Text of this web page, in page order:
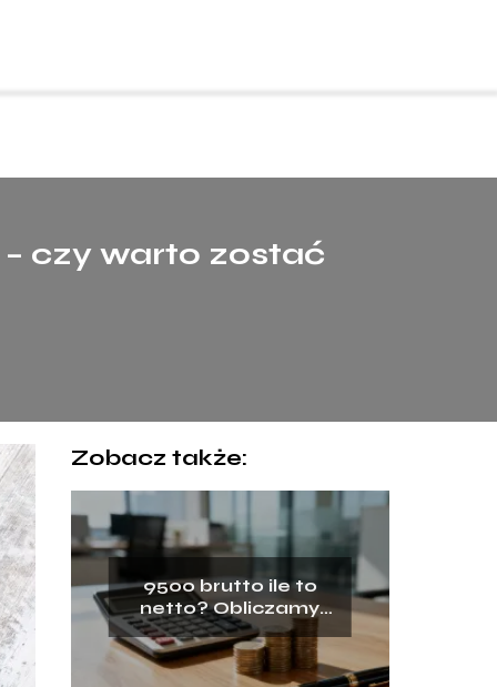
czy warto zostać
Zobacz także:
9500 brutto ile to
netto? Obliczamy
wynagrodzenie na
rękę